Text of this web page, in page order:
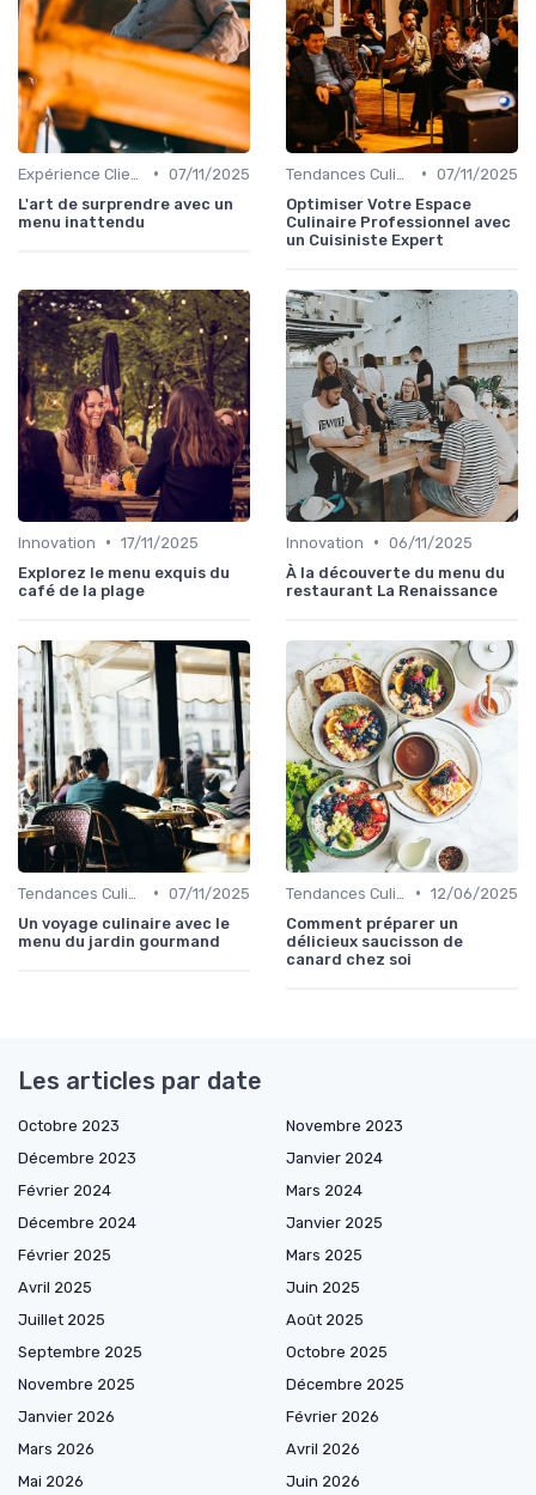
• 07/11/2025
L'art de surprendre avec un
menu inattendu
• 07/11/2025
Optimiser Votre Espace
Culinaire Professionnel avec
un Cuisiniste Expert
Innovation • 17/11/2025
Explorez le menu exquis du
café de la plage
Innovation • 06/11/2025
À la découverte du menu du
restaurant La Renaissance
• 07/11/2025
Un voyage culinaire avec le
menu du jardin gourmand
• 12/06/2025
Comment préparer un
délicieux saucisson de
canard chez soi
Les articles par date
Octobre 2023
Novembre 2023
Décembre 2023
Janvier 2024
Février 2024
Mars 2024
Décembre 2024
Janvier 2025
Février 2025
Mars 2025
Avril 2025
Juin 2025
Juillet 2025
Août 2025
Septembre 2025
Octobre 2025
Novembre 2025
Décembre 2025
Janvier 2026
Février 2026
Mars 2026
Avril 2026
Mai 2026
Juin 2026